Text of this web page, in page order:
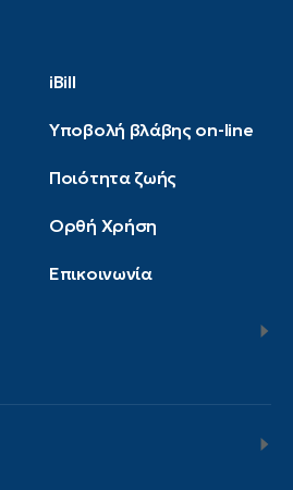
iBill
Υποβολή βλάβης on-line
Ποιότητα ζωής
Ορθή Χρήση
Επικοινωνία